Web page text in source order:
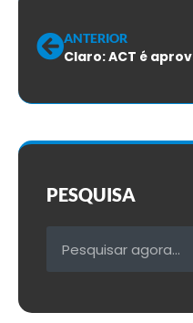
ANTERIOR
PESQUISA